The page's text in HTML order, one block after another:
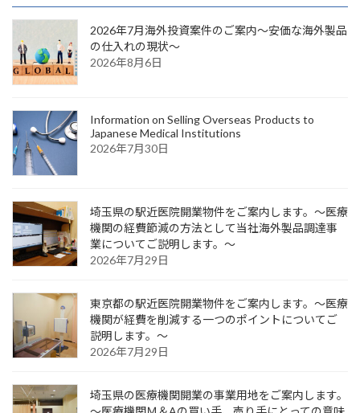
2026年7月海外投資案件のご案内～安価な海外製品
の仕入れの現状～
2026年8月6日
Information on Selling Overseas Products to
Japanese Medical Institutions
2026年7月30日
埼玉県の駅近医院開業物件をご案内します。～医療
機関の経費節減の方法として当社海外製品調達事
業についてご説明します。～
2026年7月29日
東京都の駅近医院開業物件をご案内します。～医療
機関が経費を削減する一つのポイントについてご
説明します。～
2026年7月29日
埼玉県の医療機関開業の事業用地をご案内します。